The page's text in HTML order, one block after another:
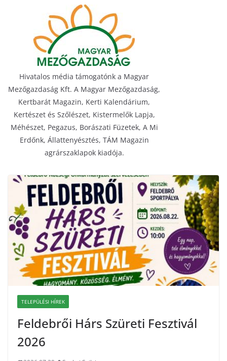
Hivatalos média támogatónk a Magyar
Mezőgazdaság Kft. A Magyar Mezőgazdaság,
Kertbarát Magazin, Kerti Kalendárium,
Kertészet és Szőlészet, Kistermelők Lapja,
Méhészet, Pegazus, Borászati Füzetek, A Mi
Erdőnk, Állattenyésztés, TÁM Magazin
agrárszaklapok kiadója.
TELEPÜLÉSI HÍREK
Feldebrői Hárs Szüreti Fesztivál
2026